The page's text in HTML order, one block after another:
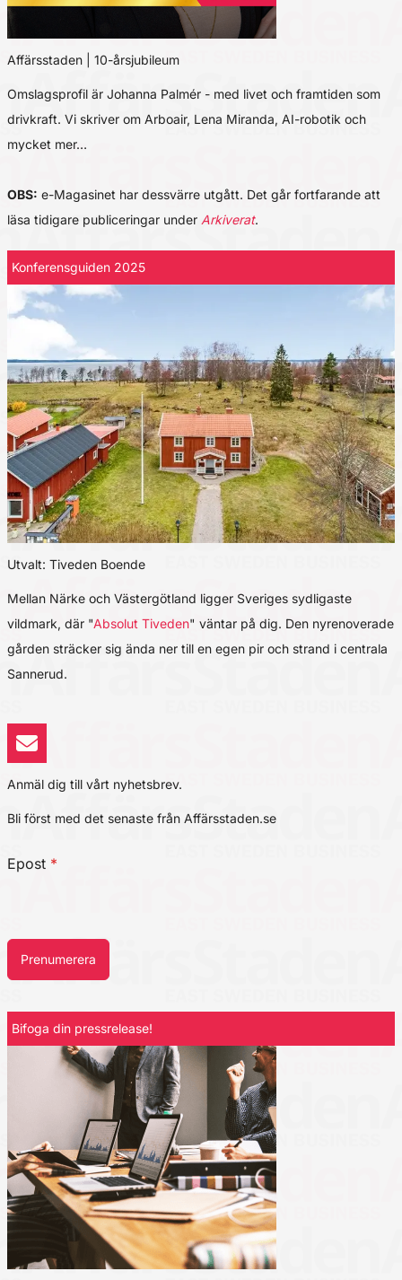
Affärsstaden | 10-årsjubileum
Omslagsprofil är Johanna Palmér - med livet och framtiden som
drivkraft. Vi skriver om Arboair, Lena Miranda, AI-robotik och
mycket mer…
OBS: e-Magasinet har dessvärre utgått. Det går fortfarande att
läsa tidigare publiceringar under Arkiverat.
Konferensguiden 2025
Utvalt: Tiveden Boende
Mellan Närke och Västergötland ligger Sveriges sydligaste
vildmark, där "Absolut Tiveden" väntar på dig. Den nyrenoverade
gården sträcker sig ända ner till en egen pir och strand i centrala
Sannerud.
Anmäl dig till vårt nyhetsbrev.
Bli först med det senaste från Affärsstaden.se
Epost *
Prenumerera
Bifoga din pressrelease!